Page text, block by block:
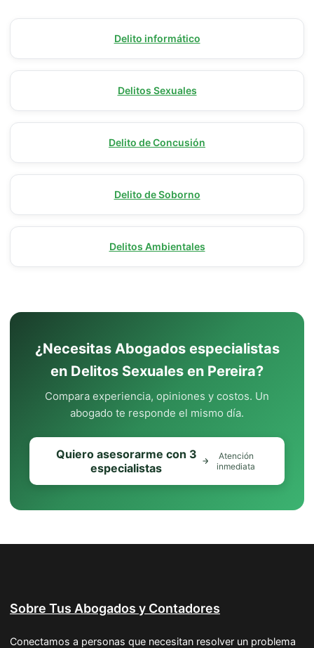
Delito informático
Delitos Sexuales
Delito de Concusión
Delito de Soborno
Delitos Ambientales
¿Necesitas Abogados especialistas
en Delitos Sexuales en Pereira?
Compara experiencia, opiniones y costos. Un
abogado te responde el mismo día.
Quiero asesorarme con 3
especialistas
Atención
inmediata
Sobre Tus Abogados y Contadores
Conectamos a personas que necesitan resolver un problema